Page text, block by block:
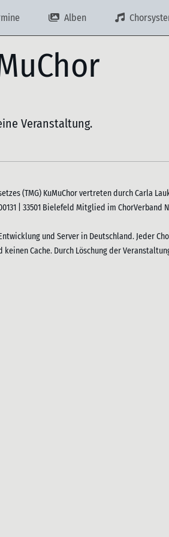
Alben
Veranstaltung.
(TMG) KuMuChor vertreten durch Carla
| 33501 Bielefeld Mitglied im ChorVerband
und Server in Deutschland. Jeder
Cache. Durch Löschung der